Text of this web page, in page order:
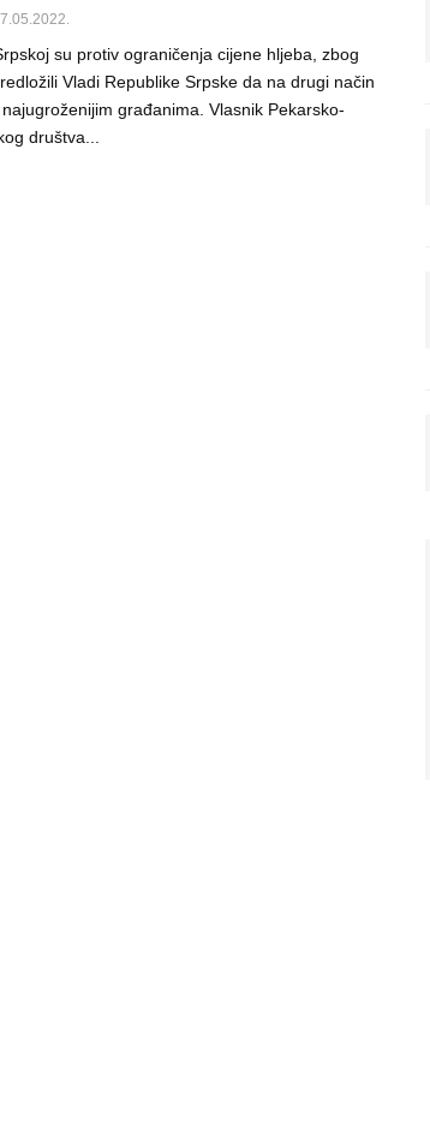
su protiv ograničenja cijene hljeba, zbog
Vladi Republike Srpske da na drugi način
građanima. Vlasnik Pekarsko-
društva...